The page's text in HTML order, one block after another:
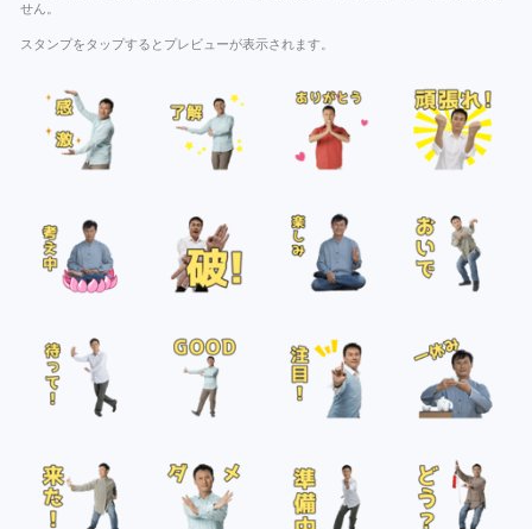
せん。
スタンプをタップするとプレビューが表示されます。